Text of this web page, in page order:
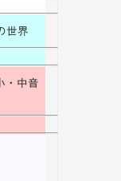
世界
中音